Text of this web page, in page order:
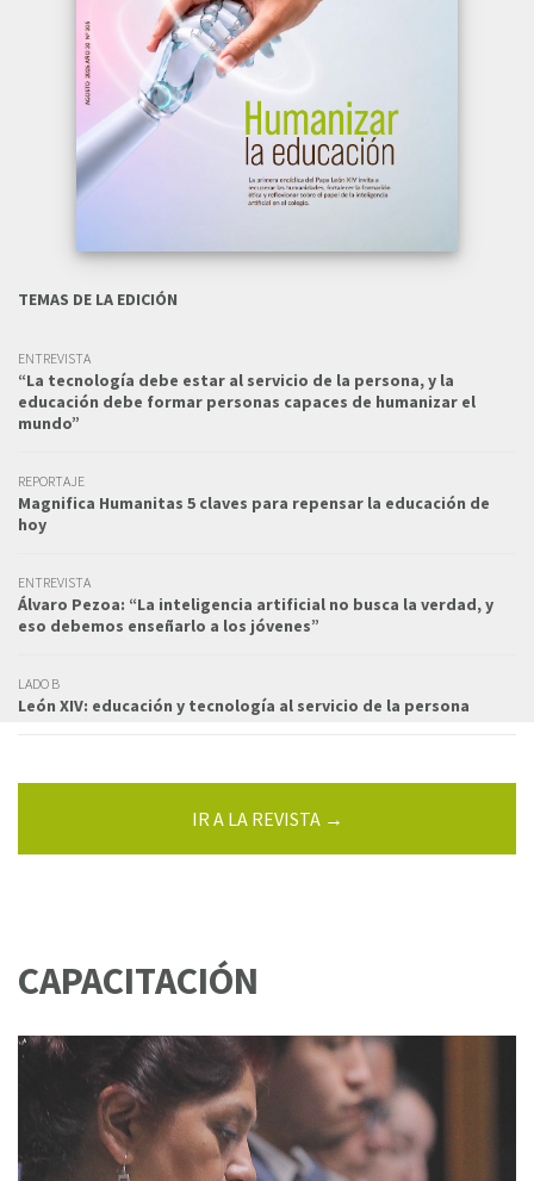
TEMAS DE LA EDICIÓN
ENTREVISTA
“La tecnología debe estar al servicio de la persona, y la
educación debe formar personas capaces de humanizar el
mundo”
REPORTAJE
Magnifica Humanitas 5 claves para repensar la educación de
hoy
ENTREVISTA
Álvaro Pezoa: “La inteligencia artificial no busca la verdad, y
eso debemos enseñarlo a los jóvenes”
LADO B
León XIV: educación y tecnología al servicio de la persona
IR A LA REVISTA →
CAPACITACIÓN